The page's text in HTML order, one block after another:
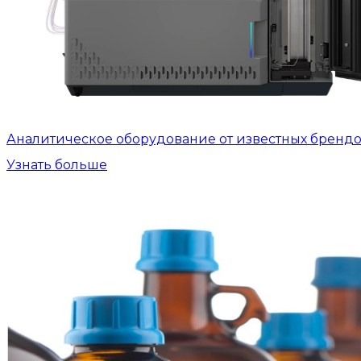
Аналитическое оборудование от известных
Узнать больше